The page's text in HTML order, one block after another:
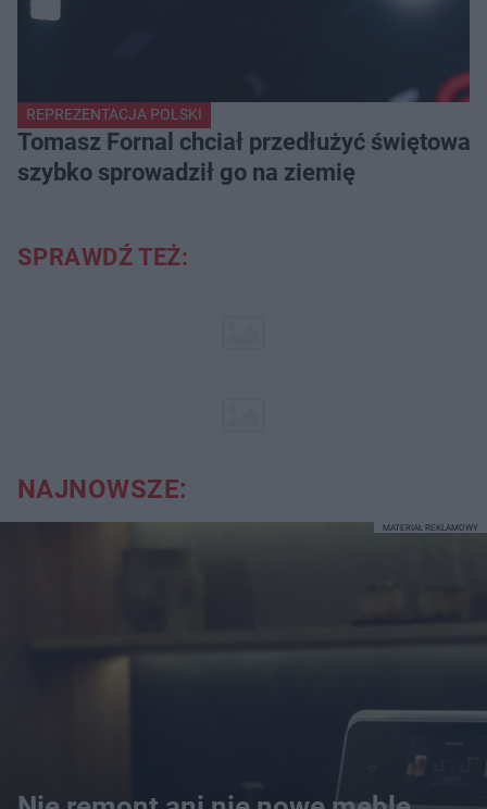
REPREZENTACJA POLSKI
Tomasz Fornal chciał przedłużyć
szybko sprowadził go na ziemię
SPRAWDŹ TEŻ:
NAJNOWSZE:
MATERIAŁ REKLAMOWY